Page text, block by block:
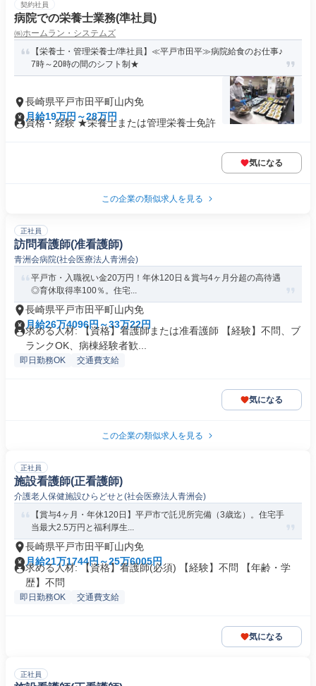
契約社員
病院での栄養士業務(準社員)
㈱ホームラン・システムズ
【栄養士・管理栄養士/準社員】≪平戸市田平≫病院給食のお仕事♪
7時～20時の間のシフト制★
長崎県平戸市田平町山内免
月給19万円～28万円
資格・経験 ★栄養士または管理栄養士免許
気になる
この企業の類似求人を見る
正社員
訪問看護師(准看護師)
青洲会病院(社会医療法人青洲会)
平戸市・入職祝い金20万円！年休120日＆賞与4ヶ月分超の高待遇
◎育休取得率100％。住宅...
長崎県平戸市田平町山内免
月給26万4096円～33万22円
求める人材: 【資格】看護師または准看護師 【経験】不問、ブ
ランクOK、病棟経験者歓...
即日勤務OK 交通費支給
気になる
この企業の類似求人を見る
正社員
施設看護師(正看護師)
介護老人保健施設ひらどせと(社会医療法人青洲会)
【賞与4ヶ月・年休120日】平戸市で託児所完備（3歳迄）。住宅手
当最大2.5万円と福利厚生...
長崎県平戸市田平町山内免
月給21万1744円～25万6005円
求める人材: 【資格】看護師(必須) 【経験】不問 【年齢・学
歴】不問
即日勤務OK 交通費支給
気になる
正社員